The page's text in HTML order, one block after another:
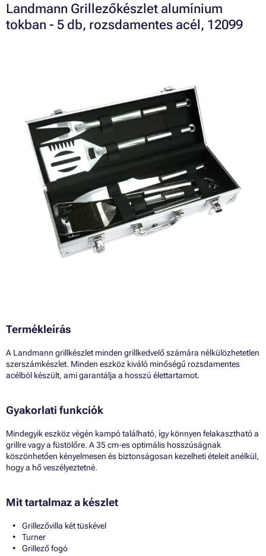
Landmann Grillezőkészlet alumínium
tokban - 5 db, rozsdamentes acél, 12099
Termékleírás
A Landmann grillkészlet minden grillkedvelő számára nélkülözhetetlen
szerszámkészlet. Minden eszköz kiváló minőségű rozsdamentes
acélból készült, ami garantálja a hosszú élettartamot.
Gyakorlati funkciók
Mindegyik eszköz végén kampó található, így könnyen felakasztható a
grillre vagy a füstölőre. A 35 cm-es optimális hosszúságnak
köszönhetően kényelmesen és biztonságosan kezelheti ételeit anélkül,
hogy a hő veszélyeztetné.
Mit tartalmaz a készlet
Grillezővilla két tüskével
Turner
Grillező fogó